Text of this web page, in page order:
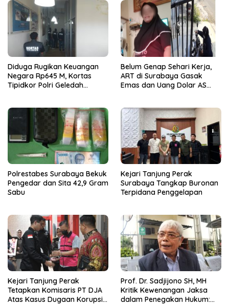
Diduga Rugikan Keuangan
Negara Rp645 M, Kortas
Tipidkor Polri Geledah
Belum Genap Sehari Kerja,
ART di Surabaya Gasak
Emas dan Uang Dolar AS
Polrestabes Surabaya Bekuk
Pengedar dan Sita 42,9 Gram
Sabu
Kejari Tanjung Perak
Surabaya Tangkap Buronan
Terpidana Penggelapan
Kejari Tanjung Perak
Tetapkan Komisaris PT DJA
Atas Kasus Dugaan Korupsi
Prof. Dr. Sadjijono SH, MH
Kritik Kewenangan Jaksa
dalam Penegakan Hukum: